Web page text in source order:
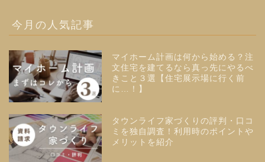
今月の人気記事
マイホーム計画は何から始める？注
文住宅を建てるなら真っ先にやるべ
きこと３選【住宅展示場に行く前
に…！】
タウンライフ家づくりの評判・口コ
ミを独自調査！利用時のポイントや
メリットを紹介